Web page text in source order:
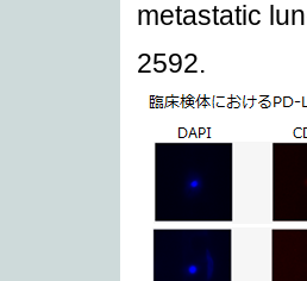
metastatic
2592.